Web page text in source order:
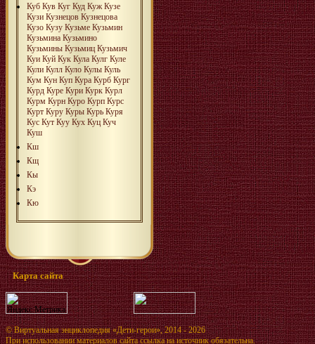
Куб Кув Куг Куд Куж Кузе
Кузи Кузнецов Кузнецова
Кузо Кузу Кузьме Кузьмин
Кузьмина Кузьмино
Кузьмины Кузьмиц Кузьмич
Куи Куй Кук Кула Кулг Куле
Кули Кулл Куло Кулы Куль
Кум Кун Куп Кура Курб Кург
Курд Куре Кури Курк Курл
Курм Курн Куро Курп Курc
Курт Куру Куры Курь Куря
Кус Кут Куу Кух Куц Куч
Куш
Кш
Кщ
Кы
Кэ
Кю
Карта сайта
©Виртуальная энциклопедия «Дети-герои», 2014 - 2026
При использовании материалов сайта ссылка на источник обязательна.